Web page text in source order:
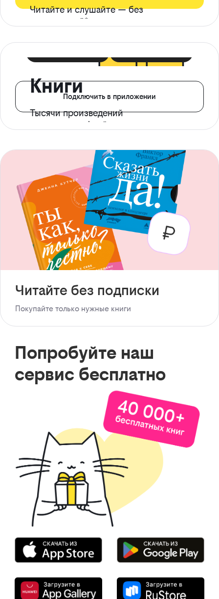
Читайте и слушайте — без
ограничений*
Книги
Тысячи произведений
с доступом офлайн
Подключить в приложении
Читайте без подписки
Покупайте только нужные книги
Попробуйте наш
сервис бесплатно